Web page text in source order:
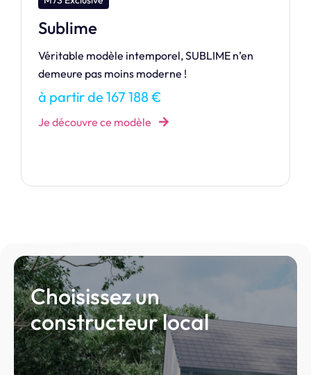
Charmeuse
Tombez sous le charme de cette maison de
plain pied !
à partir de 128 076 €
Je découvre ce modèle
Choisissez un
constructeur local